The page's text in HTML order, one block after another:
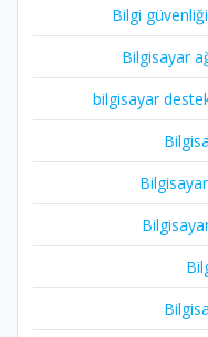
Bilgi
Bilgisayar
bilgisayar